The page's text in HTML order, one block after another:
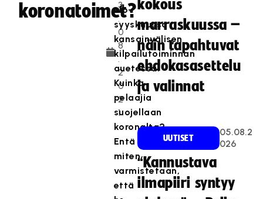
koronatoimet?
3
.
0
8
.
2
0
2
1
elo-
syyskuussa
kansainvälisen
kilpailutoiminnan
auetessa.
Kuinka
pelaajia
suojellaan
koronalta?
Entä
miten
varmistetaan,
että
kokous
marraskuussa –
näin tapahtuvat
ehdokasasettelu
ja valinnat
UUTISET
05.08.2
026
“Kannustava
ilmapiiri syntyy